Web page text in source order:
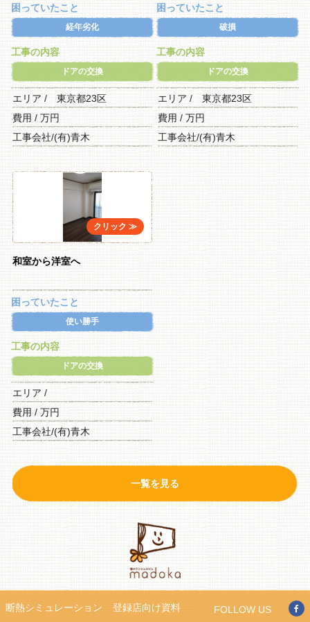
困っていたこと
経年劣化
工事の内容
ドアの交換
エリア / 東京都23区
費用 / 万円
工事会社/(有)青木
困っていたこと
破損
工事の内容
ドアの交換
エリア / 東京都23区
費用 / 万円
工事会社/(有)青木
和室から洋室へ
困っていたこと
使い勝手
工事の内容
ドアの交換
エリア /
費用 / 万円
工事会社/(有)青木
一覧を見る
断熱シミュレーション 登録店向け資料 FOLLOW US